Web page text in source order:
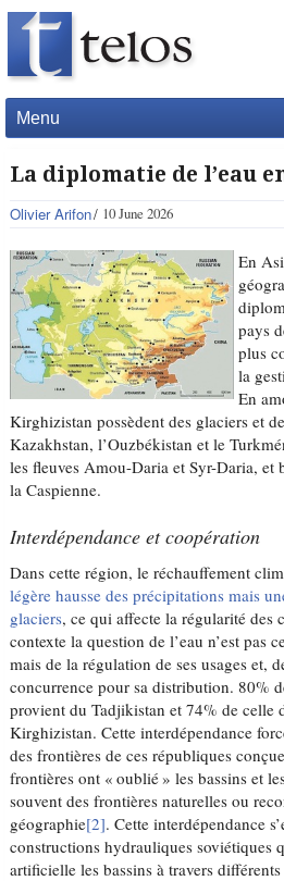
Menu
La diplomatie de l’eau
Olivier Arifon 10 June 2026
En
pays
plus
la
En
Kirghizistan possèdent des glaciers et
Kazakhstan, l’Ouzbékistan et le
les fleuves Amou-Daria et Syr-Daria, et
la Caspienne.
Interdépendance et coopération
Dans cette région, le réchauffement
légère hausse des précipitations mais
glaciers, ce qui affecte la régularité des
contexte la question de l’eau n’est pas
mais de la régulation de ses usages et,
concurrence pour sa distribution. 80%
provient du Tadjikistan et 74% de celle
Kirghizistan. Cette interdépendance
des frontières de ces républiques
frontières ont « oublié » les bassins et
souvent des frontières naturelles ou
géographie[2]. Cette interdépendance
constructions hydrauliques soviétiques
artificielle les bassins à travers